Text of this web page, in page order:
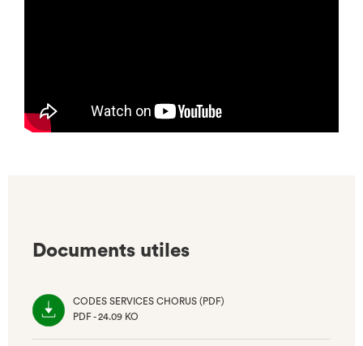
Documents utiles
CODES SERVICES CHORUS (PDF)
PDF - 24.09 KO